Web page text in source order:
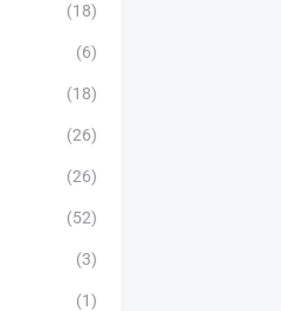
(18)
(6)
(18)
(26)
(26)
(52)
(3)
(1)